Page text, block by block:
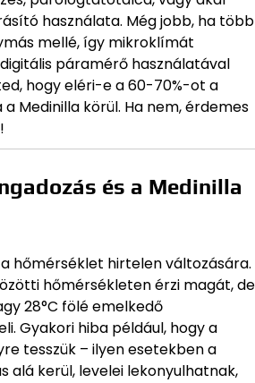
használata. Még jobb, ha több
mellé, így mikroklímát
páramérő használatával
hogy eléri-e a 60-70%-ot a
Medinilla körül. Ha nem, érdemes
és a Medinilla
hőmérséklet hirtelen változására.
hőmérsékleten érzi magát, de
28°C fölé emelkedő
Gyakori hiba például, hogy a
tesszük – ilyen esetekben a
alá kerül, levelei lekonyulhatnak,